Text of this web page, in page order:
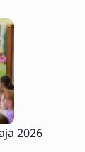
2026